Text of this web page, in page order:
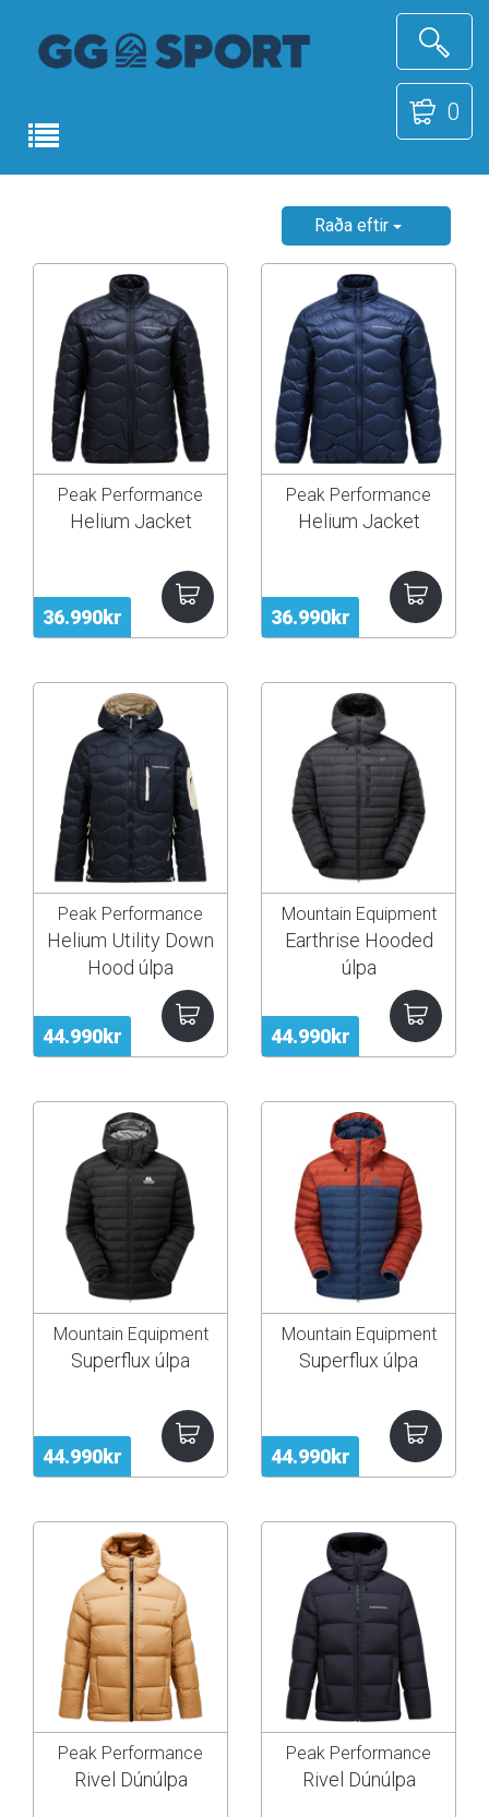
0
Raða eftir
36.990kr
Peak Performance
Helium Jacket
36.990kr
Peak Performance
Helium Jacket
44.990kr
Peak Performance
Helium Utility Down
Hood úlpa
44.990kr
Mountain Equipment
Earthrise Hooded
úlpa
44.990kr
Mountain Equipment
Superflux úlpa
44.990kr
Mountain Equipment
Superflux úlpa
Peak Performance
Rivel Dúnúlpa
Peak Performance
Rivel Dúnúlpa